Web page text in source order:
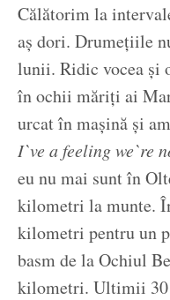
Călătorim la
aș dori. Drumețiile
lunii. Ridic vocea și
în ochii măriți ai
urcat în mașină și
I`ve a feeling we`re
eu nu mai sunt în
kilometri la munte.
kilometri pentru un
basm de la Ochiul
kilometri. Ultimii 30